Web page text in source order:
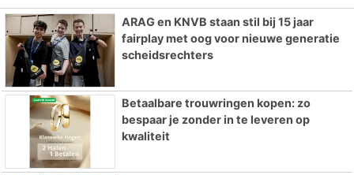
ARAG en KNVB staan stil bij 15 jaar
fairplay met oog voor nieuwe generatie
scheidsrechters
Betaalbare trouwringen kopen: zo
bespaar je zonder in te leveren op
kwaliteit